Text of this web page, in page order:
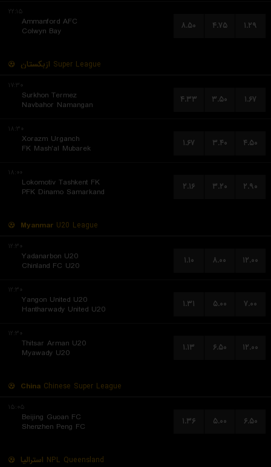
۲۲:۱۵
Ammanford AFC
Colwyn Bay
۸.۵۰ ۴.۷۵ ۱.۲۹
ازبکستان Super League
۱۷:۳۰
Surkhon Termez
Navbahor Namangan
۴.۳۳ ۳.۵۰ ۱.۶۷
۱۸:۳۰
Xorazm Urganch
FK Mash'al Mubarek
۱.۶۷ ۳.۴۰ ۴.۵۰
۱۸:۰۰
Lokomotiv Tashkent FK
PFK Dinamo Samarkand
۲.۱۶ ۳.۲۰ ۲.۹۰
Myanmar U20 League
۱۲:۳۰
Yadanarbon U20
Chinland FC U20
۱.۱۰ ۸.۰۰ ۱۲.۰۰
۱۲:۳۰
Yangon United U20
Hantharwady United U20
۱.۳۱ ۵.۰۰ ۷.۰۰
۱۲:۳۰
Thitsar Arman U20
Myawady U20
۱.۱۳ ۶.۵۰ ۱۲.۰۰
China Chinese Super League
۱۵:۰۵
Beijing Guoan FC
Shenzhen Peng FC
۱.۳۶ ۵.۰۰ ۶.۵۰
استرالیا NPL Queensland